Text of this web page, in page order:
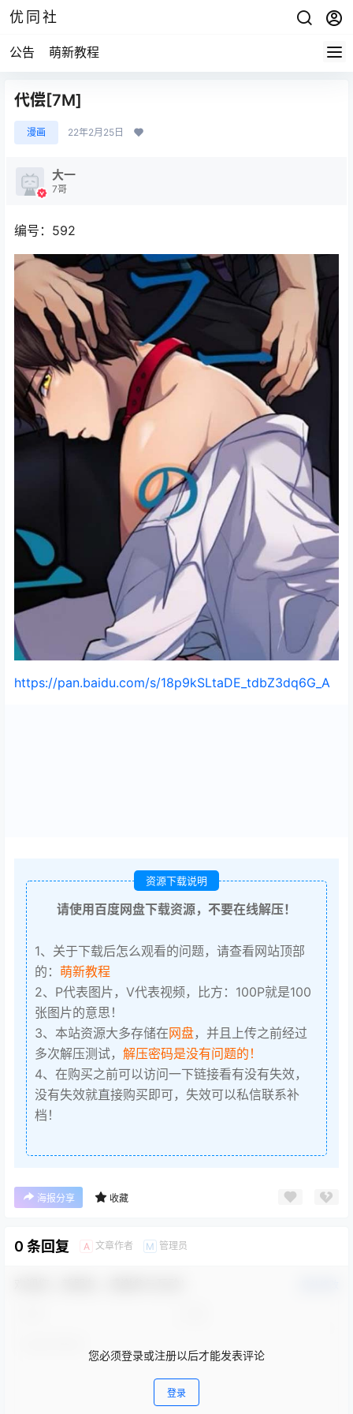
优同社
公告 萌新教程
代偿[7M]
漫画 22年2月25日
大一
7哥
编号：592
https://pan.baidu.com/s/18p9kSLtaDE_tdbZ3dq6G_A
资源下载说明
请使用百度网盘下载资源，不要在线解压！
1、关于下载后怎么观看的问题，请查看网站顶部
的： 萌新教程
2、P代表图片，V代表视频，比方：100P就是100
张图片的意思！
3、本站资源大多存储在网盘，并且上传之前经过
多次解压测试， 解压密码是没有问题的！
4、在购买之前可以访问一下链接看有没有失效，
没有失效就直接购买即可，失效可以私信联系补
档！
海报分享 收藏
0 条回复 A 文章作者 M 管理员
您必须登录或注册以后才能发表评论
登录